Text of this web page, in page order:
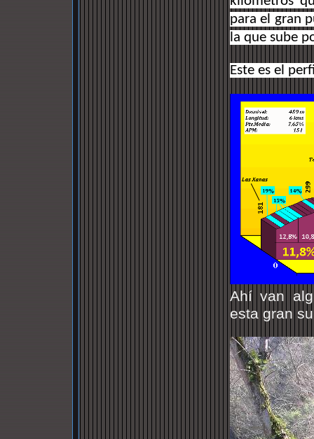
para el gran
la que sube
Este es el
Ahí van
esta gran